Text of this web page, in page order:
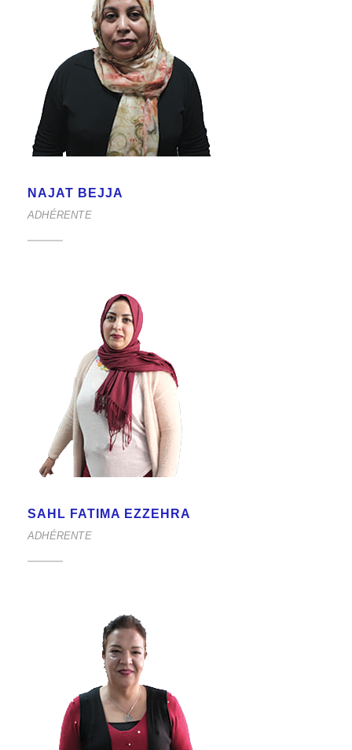
NAJAT BEJJA
ADHÉRENTE
SAHL FATIMA EZZEHRA
ADHÉRENTE